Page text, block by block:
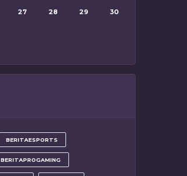
27 28 29 30
BERITAESPORTS
BERITAPROGAMING